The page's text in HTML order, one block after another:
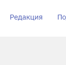
Редакция